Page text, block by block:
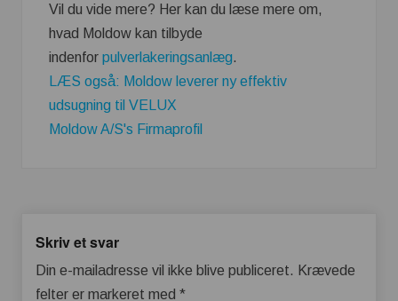
Vil du vide mere? Her kan du læse mere om,
hvad Moldow kan tilbyde
indenfor pulverlakeringsanlæg.
LÆS også: Moldow leverer ny effektiv
udsugning til VELUX
Moldow A/S's Firmaprofil
Skriv et svar
Din e-mailadresse vil ikke blive publiceret. Krævede
felter er markeret med *